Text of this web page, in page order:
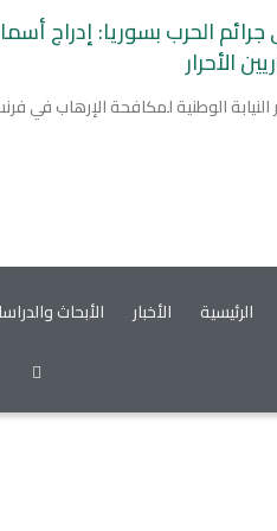
الحرب بسوريا: إدراج
الأحرار
الرئيسية الأخبار الأبحاث